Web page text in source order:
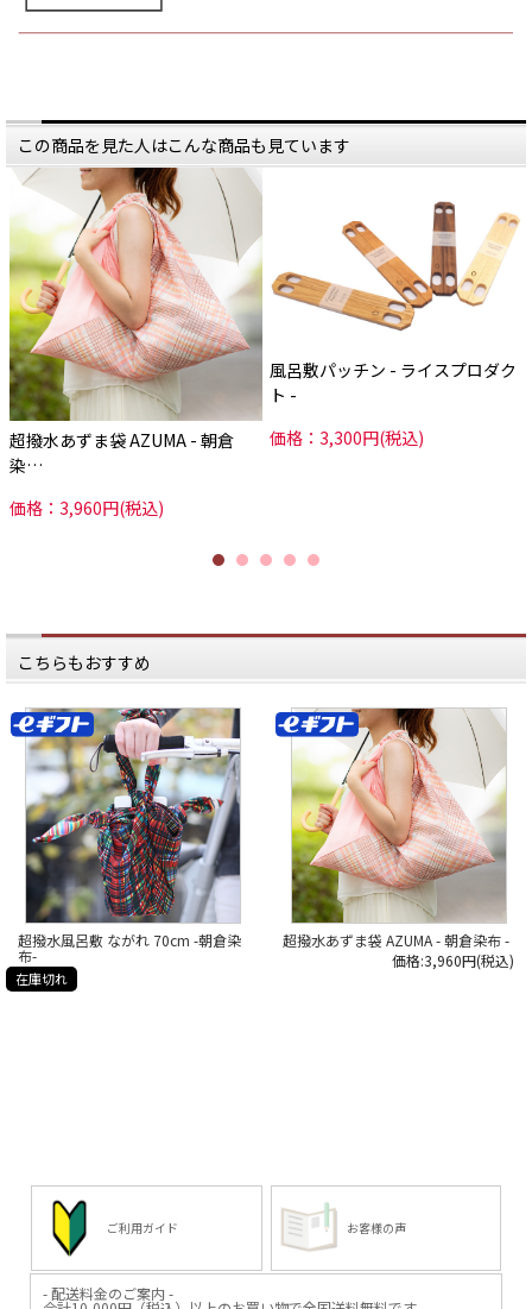
ます。
ただの風呂敷じゃありません。
どんな使い方ができるかというと…
まずはシンプルに、
荷物を包めばバッグがわりに。
内容量に合わせて形が変化自在なの
パッキングでも大活躍。
アウトドアシーンなら、
水を運ぶバケツがわりに使えちゃい
ます。
でも、ビニールとは違って通気性も
あるので、
水を入れて圧をかけると
シャワーになるんです（！）
地面に敷いて、
レジャーシートがわりにしても。
撥水なので、汚れもはじきます。
急な雨が降ってきたら、
傘がわりにも、
大事なものを守る
ちょっとした買い出しや、荷物を運
一つ、二つ持っていたら
重宝すること間違いなしですよ。
*****
日本いいもの屋公式LINEはじめまし
た。
友達登録で５００円OFFクーポンを
プレゼント！
▽友だち登録はコチラから▽
@iimonoya
*****
*****
日本いいもの屋公式LINEはじめまし
た。
友達登録で５００円OFFクーポンを
プレゼント！
▽友だち登録はコチラから▽
@iimonoya
*****
▶︎詳細は、商品画像のタグからご覧
いただけます。
ただの風呂敷じゃありません。
どんな使い方ができるかというと…
まずはシンプルに、
荷物を包めばバッグがわりに。
パッキングでも大活躍。
アウトドアシーンなら、
水を運ぶバケツがわりに使えちゃい
ます。
でも、ビニールとは違って通気性も
あるので、
水を入れて圧をかけると
地面に敷いて、
レジャーシートがわりにしても。
撥水なので、汚れもはじきます。
急な雨が降ってきたら、
傘がわりにも、
一つ、二つ持っていたら
*****
日本いいもの屋公式LINEはじめまし
た。
友達登録で５００円OFFクーポンを
プレゼント！
▽友だち登録はコチラから▽
@iimonoya
*****
*****
日本いいもの屋公式LINEはじめまし
た。
友達登録で５００円OFFクーポンを
プレゼント！
▽友だち登録はコチラから▽
@iimonoya
*****
▶︎詳細は、商品画像のタグからご覧
この商品を見た人はこんな商品も見ています
超撥水あずま袋 AZUMA - 朝倉
染…
価格：3,960円(税込)
風呂敷パッチン - ライスプロダク
ト -
価格：3,300円(税込)
こちらもおすすめ
超撥水風呂敷 ながれ 70cm -朝倉染
布-
在庫切れ
超撥水あずま袋 AZUMA - 朝倉染布 -
価格:3,960円(税込)
ご利用ガイド お客様の声
- 配送料金のご案内 -